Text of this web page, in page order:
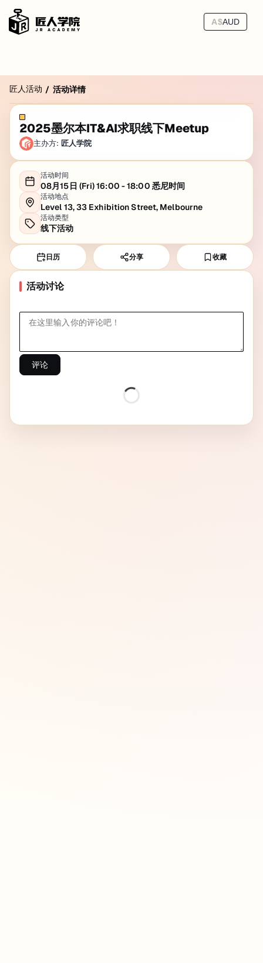
A$AUD
匠人活动 / 活动详情
2025墨尔本IT&AI求职线下Meetup
主办方: 匠人学院
活动时间
08月15日 (Fri) 16:00 - 18:00 悉尼时间
活动地点
Level 13, 33 Exhibition Street, Melbourne
活动类型
线下活动
日历 分享 收藏
活动讨论
评论